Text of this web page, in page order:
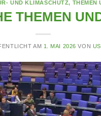
UND KLIMASCHUTZ, THEMEN
THEMEN
AM 1. MAI 2026 VON